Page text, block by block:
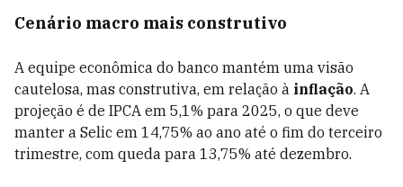
Cenário macro mais construtivo
A equipe econômica do banco mantém uma visão
cautelosa, mas construtiva, em relação à inflação. A
projeção é de IPCA em 5,1% para 2025, o que deve
manter a Selic em 14,75% ao ano até o fim do terceiro
trimestre, com queda para 13,75% até dezembro.